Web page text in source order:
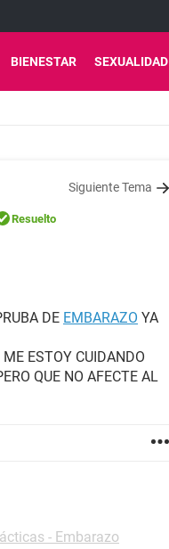
BIENESTAR SEXUALIDAD
Siguiente Tema
Resuelto
DE EMBARAZO YA
ESTOY CUIDANDO
QUE NO AFECTE AL
- Embarazo